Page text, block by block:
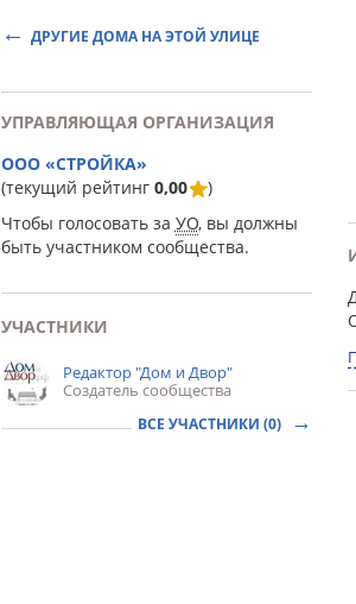
ДРУГИЕ ДОМА НА ЭТОЙ УЛИЦЕ
УПРАВЛЯЮЩАЯ ОРГАНИЗАЦИЯ
ООО «СТРОЙКА»
(текущий рейтинг 0,00
)
Чтобы голосовать за УО, вы должны
быть участником сообщества.
УЧАСТНИКИ
Редактор "Дом и Двор"
Создатель сообщества
ВСЕ УЧАСТНИКИ (0)